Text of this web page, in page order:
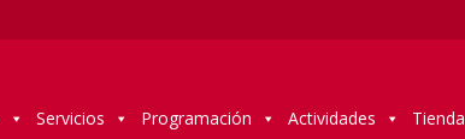
Servicios Programación Actividades Tienda